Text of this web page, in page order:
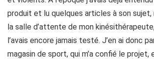
produit et lu quelques articles à son sujet,
la salle d’attente de mon
l’avais encore jamais testé. J’en ai donc
magasin de sport, qui m’a confié le projet,